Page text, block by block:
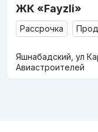
ЖК «Fayzli»
Рассрочка
Яшнабадский, ул
Авиастроителей